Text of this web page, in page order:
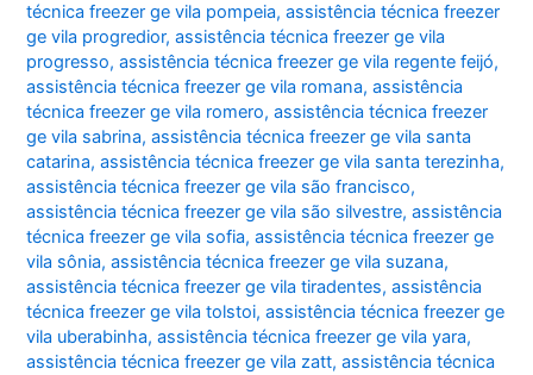
técnica freezer ge vila pompeia,assistência técnica freezer
ge vila progredior,assistência técnica freezer ge vila
progresso,assistência técnica freezer ge vila regente feijó,
assistência técnica freezer ge vila romana,assistência
técnica freezer ge vila romero,assistência técnica freezer
ge vila sabrina,assistência técnica freezer ge vila santa
catarina,assistência técnica freezer ge vila santa terezinha,
assistência técnica freezer ge vila são francisco,
assistência técnica freezer ge vila são silvestre,assistência
técnica freezer ge vila sofia,assistência técnica freezer ge
vila sônia,assistência técnica freezer ge vila suzana,
assistência técnica freezer ge vila tiradentes,assistência
técnica freezer ge vila tolstoi,assistência técnica freezer ge
vila uberabinha,assistência técnica freezer ge vila yara,
assistência técnica freezer ge vila zatt,assistência técnica